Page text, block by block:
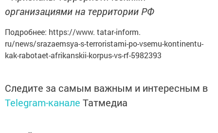
организациями на территории РФ
Подробнее: https://www. tatar-inform.
ru/news/srazaemsya-s-terroristami-po-vsemu-kontinentu-
kak-rabotaet-afrikanskii-korpus-vs-rf-5982393
Следите за самым важным и интересным в
Telegram-канале Татмедиа